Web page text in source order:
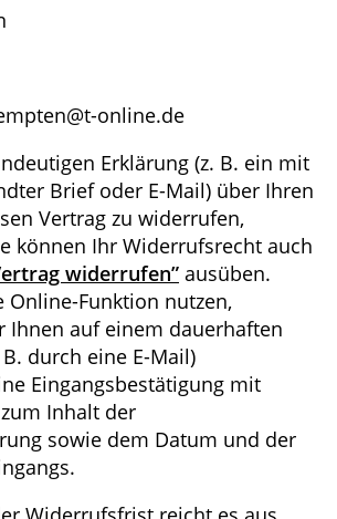
online.de
Erklärung (z. B. ein mit
Brief oder E-Mail) über Ihren
Vertrag zu widerrufen,
können Ihr Widerrufsrecht auch
widerrufen” ausüben.
Online-Funktion nutzen,
Ihnen auf einem dauerhaften
durch eine E-Mail)
Eingangsbestätigung mit
Inhalt der
sowie dem Datum und der